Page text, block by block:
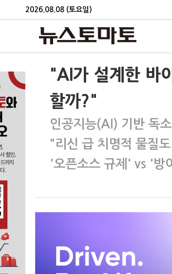
2026.08.08 (토요일)
"AI가 설계한 바
할까?"
인공지능(AI) 기반 독
"리신 급 치명적 물질
'오픈소스 규제' vs '방